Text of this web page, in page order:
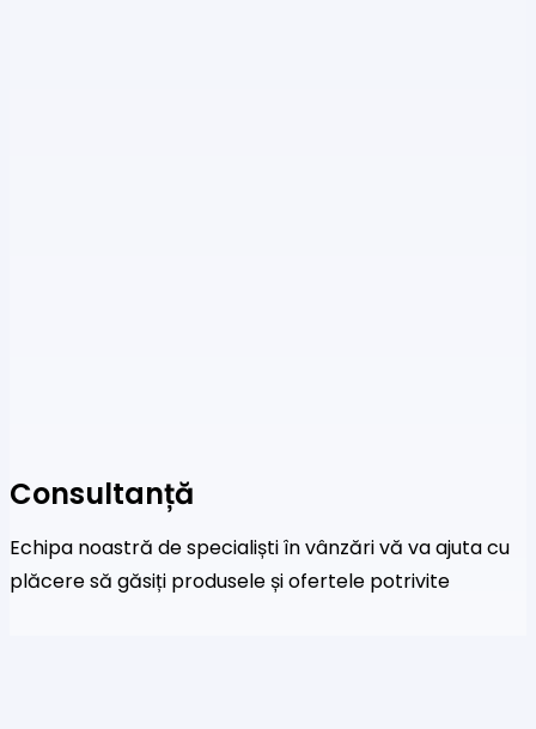
Consultanță
Echipa noastră de specialiști în vânzări vă va ajuta cu
plăcere să găsiți produsele și ofertele potrivite